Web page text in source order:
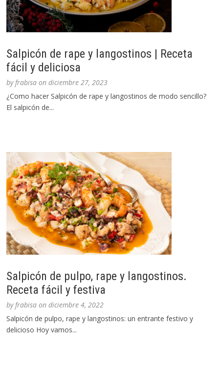
Salpicón de rape y langostinos | Receta
fácil y deliciosa
byfrabisa ondiciembre 27, 2023
¿Como hacer Salpicón de rape y langostinos de modo sencillo?
El salpicón de...
Salpicón de pulpo, rape y langostinos.
Receta fácil y festiva
byfrabisa ondiciembre 4, 2022
Salpicón de pulpo, rape y langostinos: un entrante festivo y
delicioso Hoy vamos...